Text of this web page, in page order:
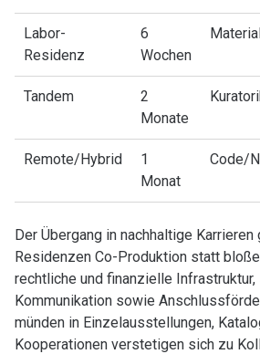
Labor-
Residenz
6
Wochen
Tandem
2
Monate
Remote/Hybrid
1
Monat
Code/
Der Übergang in nachhaltige Karrieren
Residenzen Co-Produktion statt
rechtliche und finanzielle
Kommunikation sowie
münden in Einzelausstellungen,
Kooperationen verstetigen sich zu